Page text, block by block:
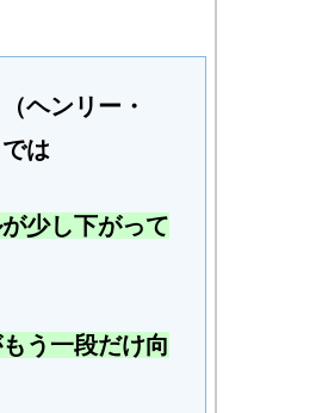
ヘンリー・
は
少し下がって
う一段だけ向